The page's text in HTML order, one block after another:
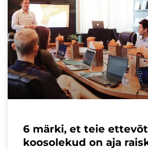
6 märki, et teie
koosolekud on aja